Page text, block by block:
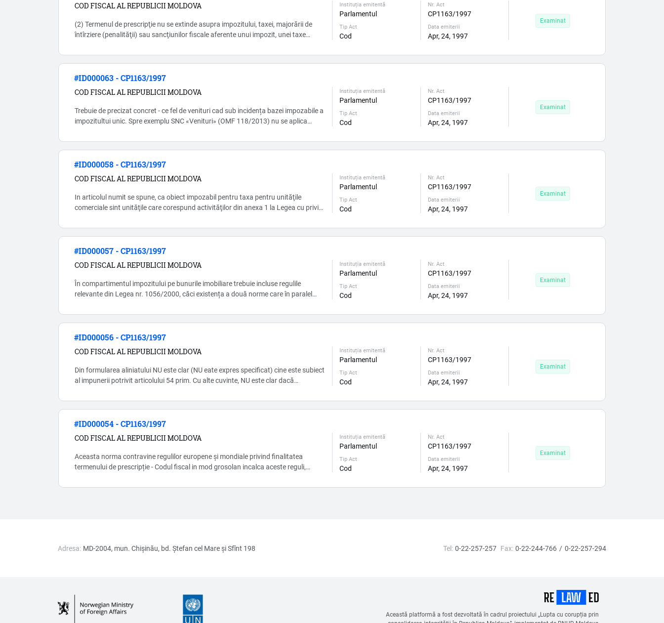
COD FISCAL AL REPUBLICII MOLDOVA
(2) Termenul de prescripţie nu se extinde asupra impozitului, taxei, majorării de
întîrziere (penalităţii) sau sancţiunilor fiscale aferente unui impozit, unei taxe
informaţii ce induc în eroare sau reflectă fapte ce constituie infracţiuni fiscale ori
nu a fost prezentată. Acest alineat incalca drepturil...
Instituția emitentă
Parlamentul
Tip Act
Cod
Nr. Act
CP1163/1997
Data emiterii
Apr, 24, 1997
Examinat
#ID000063 - CP1163/1997
COD FISCAL AL REPUBLICII MOLDOVA
Trebuie de precizat concret - ce fel de venituri cad sub incidența bazei impozabile a
impozitultui unic. Spre exemplu SNC «Venituri» (OMF 118/2013) nu se aplica
«Imobilizari corporale si necorporale» lipseste notiunea venitului din vinzări. ...
Instituția emitentă
Parlamentul
Tip Act
Cod
Nr. Act
CP1163/1997
Data emiterii
Apr, 24, 1997
Examinat
#ID000058 - CP1163/1997
COD FISCAL AL REPUBLICII MOLDOVA
In articolul numit se spune, ca obiect impozabil pentru taxa pentru unităţile
comerciale sint unităţile care corespund activităţilor din anexa 1 la Legea cu privire
pot fi mai multe tipuri de activitati, deci apare intrebarea, cum anume se achita
cota. Explicatii clare nu-s, si aici e un moment coruption...
Instituția emitentă
Parlamentul
Tip Act
Cod
Nr. Act
CP1163/1997
Data emiterii
Apr, 24, 1997
Examinat
#ID000057 - CP1163/1997
COD FISCAL AL REPUBLICII MOLDOVA
În compartimentul impozitului pe bunurile imobiliare trebuie incluse regulile
relevante din Legea nr. 1056/2000, căci existența a două norme care în paralel
sporeste riscul erorilor si, respectiv, a coruptiei. ...
Instituția emitentă
Parlamentul
Tip Act
Cod
Nr. Act
CP1163/1997
Data emiterii
Apr, 24, 1997
Examinat
#ID000056 - CP1163/1997
COD FISCAL AL REPUBLICII MOLDOVA
Din formularea aliniatului NU este clar (NU eate expres specificat) cine este subiect
al impunerii potrivit articolului 54 prim. Cu alte cuvinte, NU este clar dacă
regimului fiscal AI SECTORULUI ÎNTREPRINDERILOR MICI ŞI MIJLOCII (conform
capitolului Capitolul 7 1 (prim)) , doar în cazul în care in...
Instituția emitentă
Parlamentul
Tip Act
Cod
Nr. Act
CP1163/1997
Data emiterii
Apr, 24, 1997
Examinat
#ID000054 - CP1163/1997
COD FISCAL AL REPUBLICII MOLDOVA
Aceasta norma contravine regulilor europene și mondiale privind finalitatea
termenului de prescripție - Codul fiscal in mod grosolan incalca aceste reguli,
Instituția emitentă
Parlamentul
Tip Act
Cod
Nr. Act
CP1163/1997
Data emiterii
Apr, 24, 1997
Examinat
Adresa: MD-2004, mun. Chișinău, bd. Ştefan cel Mare şi Sfînt 198 Tel: 0-22-257-257 Fax: 0-22-244-766 0-22-257-294
Această platformă a fost dezvoltată în cadrul proiectului „Lupta cu corupția prin